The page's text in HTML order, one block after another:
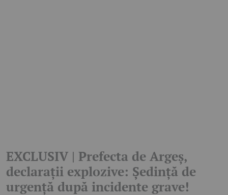
EXCLUSIV | Prefecta de Argeș,
declarații explozive: Ședință de
urgență după incidente grave!